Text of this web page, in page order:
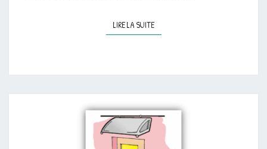
LIRE LA SUITELIRE LA SUITE